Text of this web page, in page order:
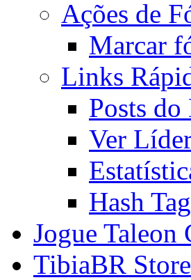
Ações de
Marcar
Links
Posts do
Ver
Hash
Jogue Taleon
TibiaBR Store